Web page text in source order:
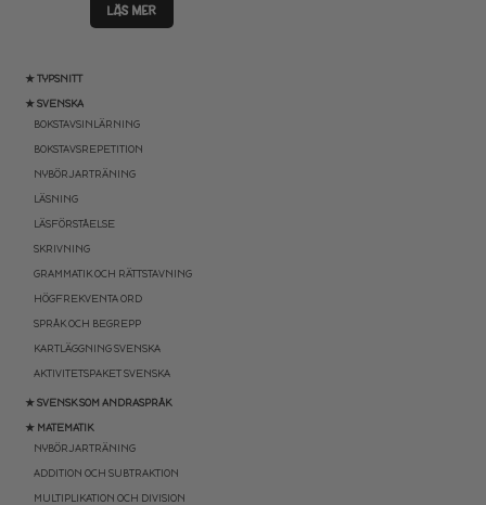
★ TYPSNITT
★ SVENSKA
BOKSTAVSINLÄRNING
BOKSTAVSREPETITION
NYBÖRJARTRÄNING
LÄSNING
LÄSFÖRSTÅELSE
SKRIVNING
GRAMMATIK OCH RÄTTSTAVNING
HÖGFREKVENTA ORD
SPRÅK OCH BEGREPP
KARTLÄGGNING SVENSKA
AKTIVITETSPAKET SVENSKA
★ SVENSK SOM ANDRASPRÅK
★ MATEMATIK
NYBÖRJARTRÄNING
ADDITION OCH SUBTRAKTION
MULTIPLIKATION OCH DIVISION
LÄS MER